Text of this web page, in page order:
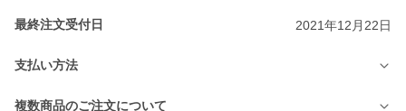
最終注文受付日 2021年12月22日
支払い方法
複数商品のご注文について